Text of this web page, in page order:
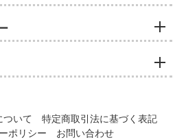
ついて
特定商取引法に基づく表記
ポリシー
お問い合わせ